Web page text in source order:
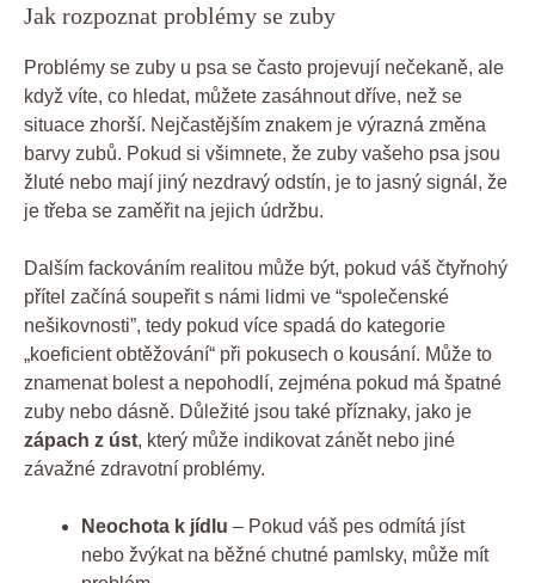
Jak rozpoznat problémy se zuby
Problémy se zuby u psa se často projevují nečekaně, ale
když víte, co hledat, můžete zasáhnout dříve, než se
situace zhorší. Nejčastějším znakem je výrazná změna
barvy zubů. Pokud si všimnete, že zuby vašeho psa jsou
žluté nebo mají jiný nezdravý odstín, je to jasný signál, že
je třeba se zaměřit na jejich údržbu.
Dalším fackováním realitou může být, pokud váš čtyřnohý
přítel začíná soupeřit s námi lidmi ve “společenské
nešikovnosti”, tedy pokud více spadá do kategorie
„koeficient obtěžování“ při pokusech o kousání. Může to
znamenat bolest a nepohodlí, zejména pokud má špatné
zuby nebo dásně. Důležité jsou také příznaky, jako je
zápach z úst, který může indikovat zánět nebo jiné
závažné zdravotní problémy.
Neochota k jídlu – Pokud váš pes odmítá jíst
nebo žvýkat na běžné chutné pamlsky, může mít